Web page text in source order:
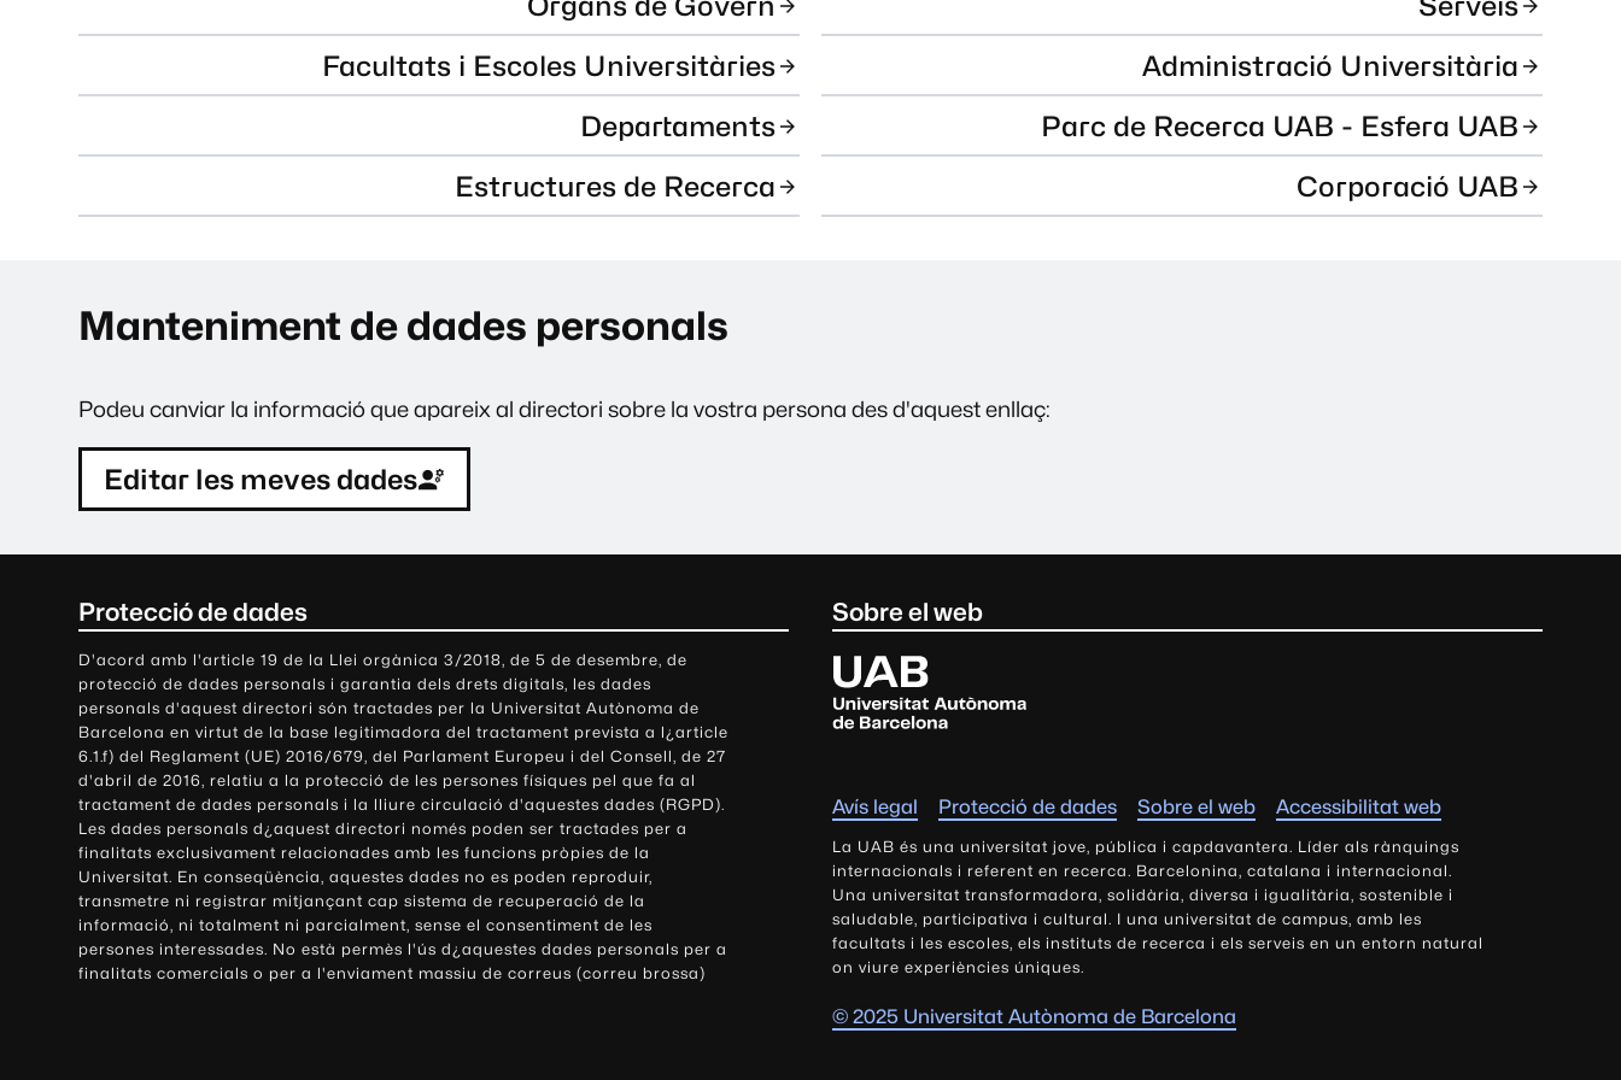
Facultats i Escoles Universitàries
Departaments
Estructures de Recerca
Administració Universitària
Parc de Recerca UAB - Esfera UAB
Corporació UAB
Manteniment de dades personals
Podeu canviar la informació que apareix al directori sobre la vostra persona des d'aquest enllaç:
Editar les meves dades
Protecció de dades
D'acord amb l'article 19 de la Llei orgànica 3/2018, de 5 de desembre, de
protecció de dades personals i garantia dels drets digitals, les dades
personals d'aquest directori són tractades per la Universitat Autònoma de
Barcelona en virtut de la base legitimadora del tractament prevista a l¿article
6.1.f) del Reglament (UE) 2016/679, del Parlament Europeu i del Consell, de 27
d'abril de 2016, relatiu a la protecció de les persones físiques pel que fa al
tractament de dades personals i la lliure circulació d'aquestes dades (RGPD).
Les dades personals d¿aquest directori només poden ser tractades per a
finalitats exclusivament relacionades amb les funcions pròpies de la
Universitat. En conseqüència, aquestes dades no es poden reproduir,
transmetre ni registrar mitjançant cap sistema de recuperació de la
informació, ni totalment ni parcialment, sense el consentiment de les
persones interessades. No està permès l'ús d¿aquestes dades personals per a
finalitats comercials o per a l'enviament massiu de correus (correu brossa)
Sobre el web
U
n
i
s
i
t
a
t
A
u
t
ò
Avís legal Protecció de dades Sobre el web Accessibilitat web
La UAB és una universitat jove, pública i capdavantera. Líder als rànquings
internacionals i referent en recerca. Barcelonina, catalana i internacional.
Una universitat transformadora, solidària, diversa i igualitària, sostenible i
saludable, participativa i cultural. I una universitat de campus, amb les
facultats i les escoles, els instituts de recerca i els serveis en un entorn natural
on viure experiències úniques.
© 2025 Universitat Autònoma de Barcelona